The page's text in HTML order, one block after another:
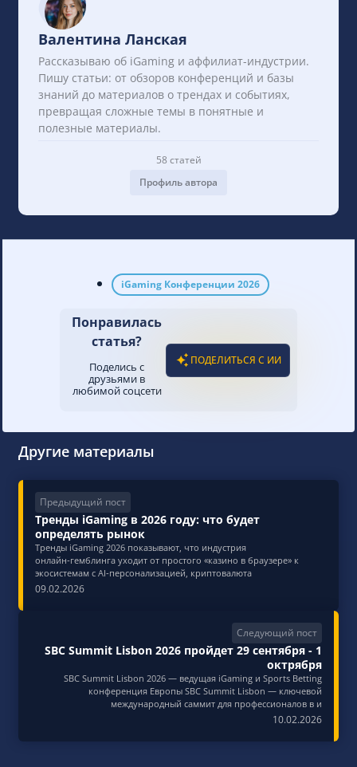
ставку на качественный нетворкинг и
реальные сделки между аффилиатами и
операторами . Это конференция, где
решения принимаются вживую, а не за
экранами.
Валентина Ланская
Рассказываю об iGaming и аффилиат-индустрии.
Пишу статьи: от обзоров конференций и базы
знаний до материалов о трендах и событиях,
превращая сложные темы в понятные и
полезные материалы.
58 статей
Профиль автора
iGaming Конференции 2026
Понравилась
статья?
Поделись с
друзьями в
любимой соцсети
ПОДЕЛИТЬСЯ С ИИ
Другие материалы
Предыдущий пост
Тренды iGaming в 2026 году: что будет
определять рынок
Тренды iGaming 2026 показывают, что индустрия
онлайн‑гемблинга уходит от простого «казино в браузере» к
экосистемам с AI‑персонализацией, криптовалюта
09.02.2026
Следующий пост
SBC Summit Lisbon 2026 пройдет 29 сентября - 1
октрября
SBC Summit Lisbon 2026 — ведущая iGaming и Sports Betting
конференция Европы SBC Summit Lisbon — ключевой
международный саммит для профессионалов в и
10.02.2026